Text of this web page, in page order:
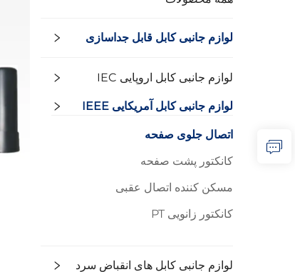
لوازم جانبی کابل قابل جداسازی
لوازم جانبی کابل اروپایی IEC
لوازم جانبی کابل آمریکایی IEEE
اتصال جلوی صفحه
کانکتور پشت صفحه
مسکن کننده اتصال عقبی
کانکتور زانویی PT
لوازم جانبی کابل های انقباض سرد